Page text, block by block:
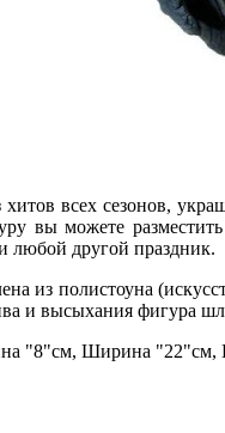
всех сезонов,
вы можете
любой другой праздник.
из полистоуна
и высыхания фигура
"8"см, Ширина "22"см,